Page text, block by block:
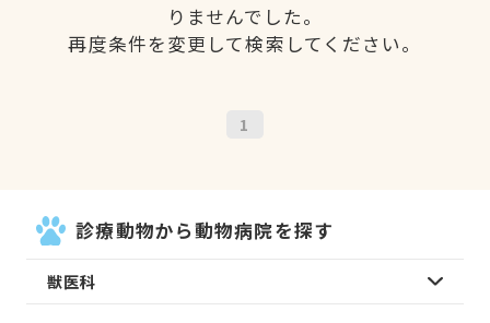
りませんでした。
再度条件を変更して検索してください。
1
診療動物から動物病院を探す
獣医科